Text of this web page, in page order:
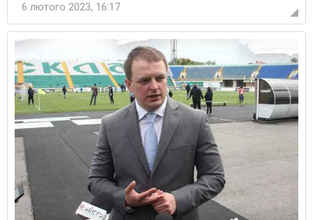
6 лютого 2023, 16:17